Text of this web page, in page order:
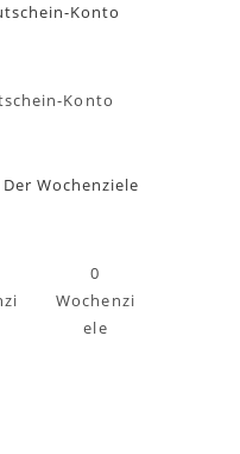
Konto
Konto
Wochenziele
0
Wochenzi
ele